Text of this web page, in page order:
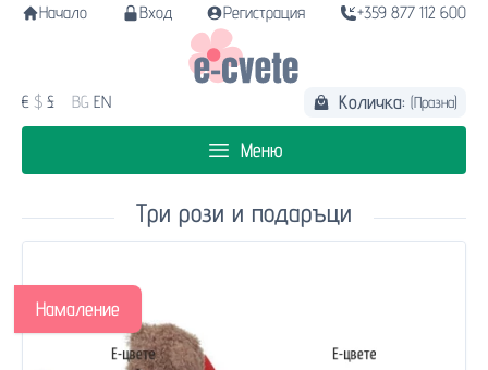
Начало Вход Регистрация +359 877 112 600
€ $ £ BG EN Количка: (Празна)
Меню
Три рози и подаръци
Намаление